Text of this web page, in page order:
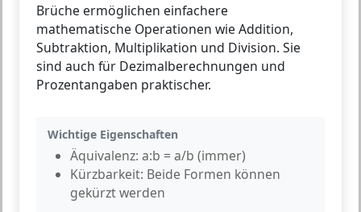
Brüche ermöglichen einfachere
mathematische Operationen wie Addition,
Subtraktion, Multiplikation und Division. Sie
sind auch für Dezimalberechnungen und
Prozentangaben praktischer.
Wichtige Eigenschaften
Äquivalenz: a:b = a/b (immer)
Kürzbarkeit: Beide Formen können
gekürzt werden